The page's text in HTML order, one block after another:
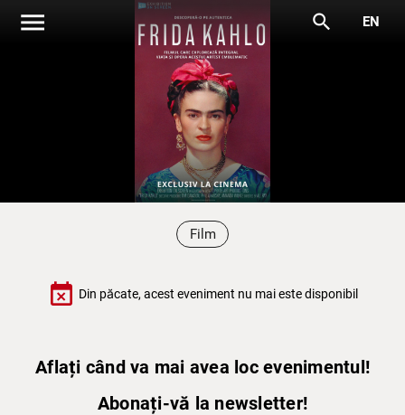
menu search EN
Film
event_busy Din păcate, acest eveniment nu mai este disponibil
Aflați când va mai avea loc evenimentul!
Abonați-vă la newsletter!